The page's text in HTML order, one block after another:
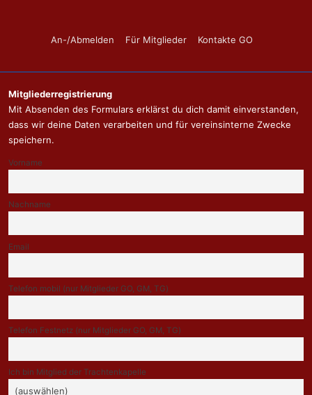
Footer-
An-/Abmelden Für Mitglieder Kontakte GO
Mitgliederregistrierung
Mit Absenden des Formulars erklärst du dich damit einverstanden,
dass wir deine Daten verarbeiten und für vereinsinterne Zwecke
speichern.
Vorname
Nachname
Email
Telefon mobil (nur Mitglieder GO, GM, TG)
Telefon Festnetz (nur Mitglieder GO, GM, TG)
Ich bin Mitglied der Trachtenkapelle